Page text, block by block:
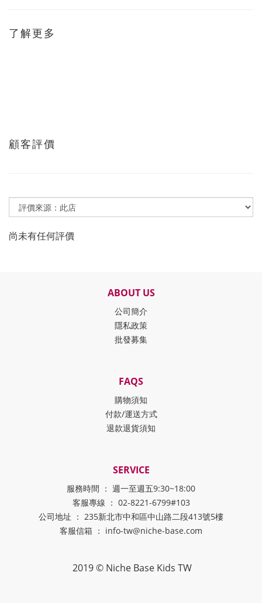
了解更多
顧客評價
尚未有任何評價
ABOUT US
公司簡介
隱私政策
批發募集
FAQS
購物須知
付款/運送方式
退款退貨須知
SERVICE
服務時間 ： 週一至週五9:30~18:00
客服專線 ： 02-8221-6799#103
公司地址 ： 235新北市中和區中山路二段413號5樓
客服信箱 ： info-tw@niche-base.com
2019 © Niche Base Kids TW